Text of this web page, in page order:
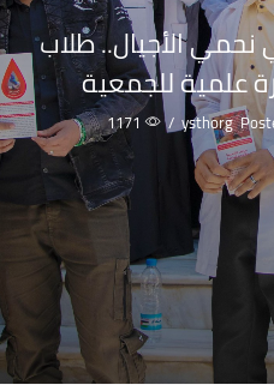
نحمي الأجيال.. طلاب
علمية للجمعية
ysthorg
/
1171